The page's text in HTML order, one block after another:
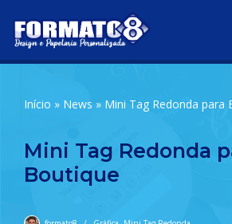
Avançar
para
conteúdo
Início » News » Mini Tag Redonda para
Mini Tag Redonda
Boutique